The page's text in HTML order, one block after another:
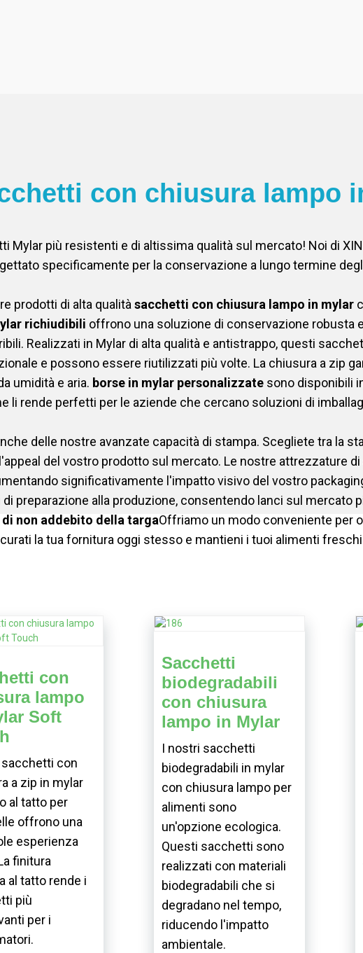
con chiusura lampo
Mylar più resistenti e di altissima qualità sul mercato! Noi di
specificamente per la conservazione a lungo termine
prodotti di alta qualità sacchetti con chiusura lampo in mylar
richiudibili offrono una soluzione di conservazione robusta
Realizzati in Mylar di alta qualità e antistrappo, questi
e possono essere riutilizzati più volte. La chiusura a zip
umidità e aria. borse in mylar personalizzatesono disponibili
li rende perfetti per le aziende che cercano soluzioni di
delle nostre avanzate capacità di stampa. Scegliete tra la
del vostro prodotto sul mercato. Le nostre attrezzature di
significativamente l'impatto visivo del vostro
preparazione alla produzione, consentendo lanci sul mercato
non addebito della targaOffriamo un modo conveniente per
la tua fornitura oggi stesso e mantieni i tuoi alimenti
con
lampo
Soft
con
a zip in mylar
al tatto per
offrono una
esperienza
finitura
al tatto rende i
più
per i
Sacchetti
biodegradabili
con chiusura
lampo in Mylar
I nostri sacchetti
biodegradabili in mylar
con chiusura lampo per
alimenti sono
un'opzione ecologica.
Questi sacchetti sono
realizzati con materiali
biodegradabili che si
degradano nel tempo,
riducendo l'impatto
ambientale.